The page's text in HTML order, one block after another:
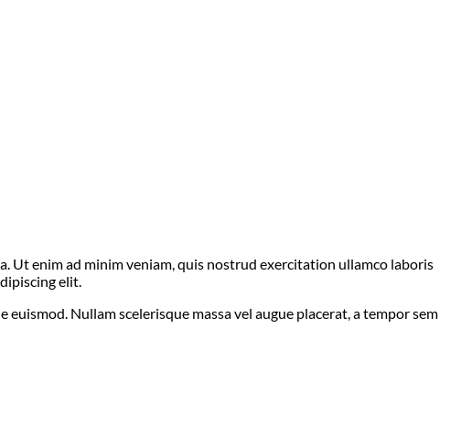
Ut enim ad minim veniam, quis nostrud exercitation ullamco laboris
elit.
Nullam scelerisque massa vel augue placerat, a tempor sem